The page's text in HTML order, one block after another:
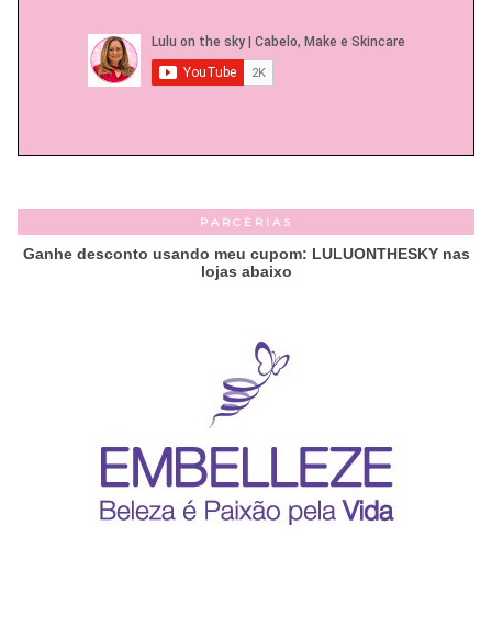
PARCERIAS
Ganhe desconto usando meu cupom: LULUONTHESKY nas
lojas abaixo